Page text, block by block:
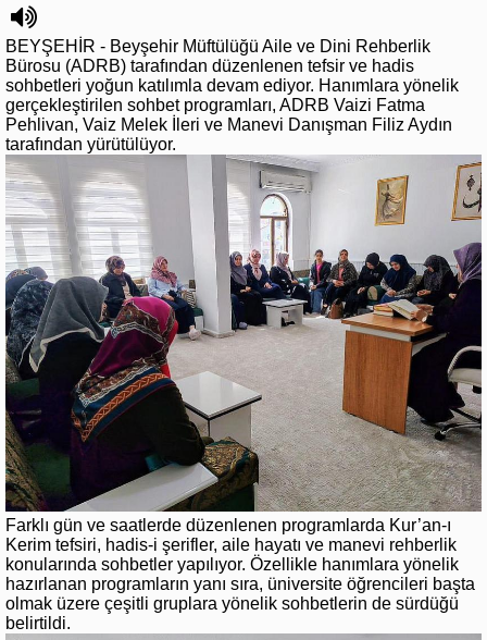
BEYŞEHİR - Beyşehir Müftülüğü Aile ve Dini Rehberlik
Bürosu (ADRB) tarafından düzenlenen tefsir ve hadis
sohbetleri yoğun katılımla devam ediyor. Hanımlara yönelik
gerçekleştirilen sohbet programları, ADRB Vaizi Fatma
Pehlivan, Vaiz Melek İleri ve Manevi Danışman Filiz Aydın
tarafından yürütülüyor.
Farklı gün ve saatlerde düzenlenen programlarda Kur’an-ı
Kerim tefsiri, hadis-i şerifler, aile hayatı ve manevi rehberlik
konularında sohbetler yapılıyor. Özellikle hanımlara yönelik
hazırlanan programların yanı sıra, üniversite öğrencileri başta
olmak üzere çeşitli gruplara yönelik sohbetlerin de sürdüğü
belirtildi.